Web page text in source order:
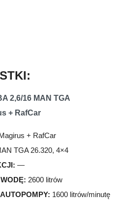
2,6/16 MAN TGA
+ RafCar
+ RafCar
TGA 26.320, 4×4
—
2600 litrów
1600 litrów/minutę